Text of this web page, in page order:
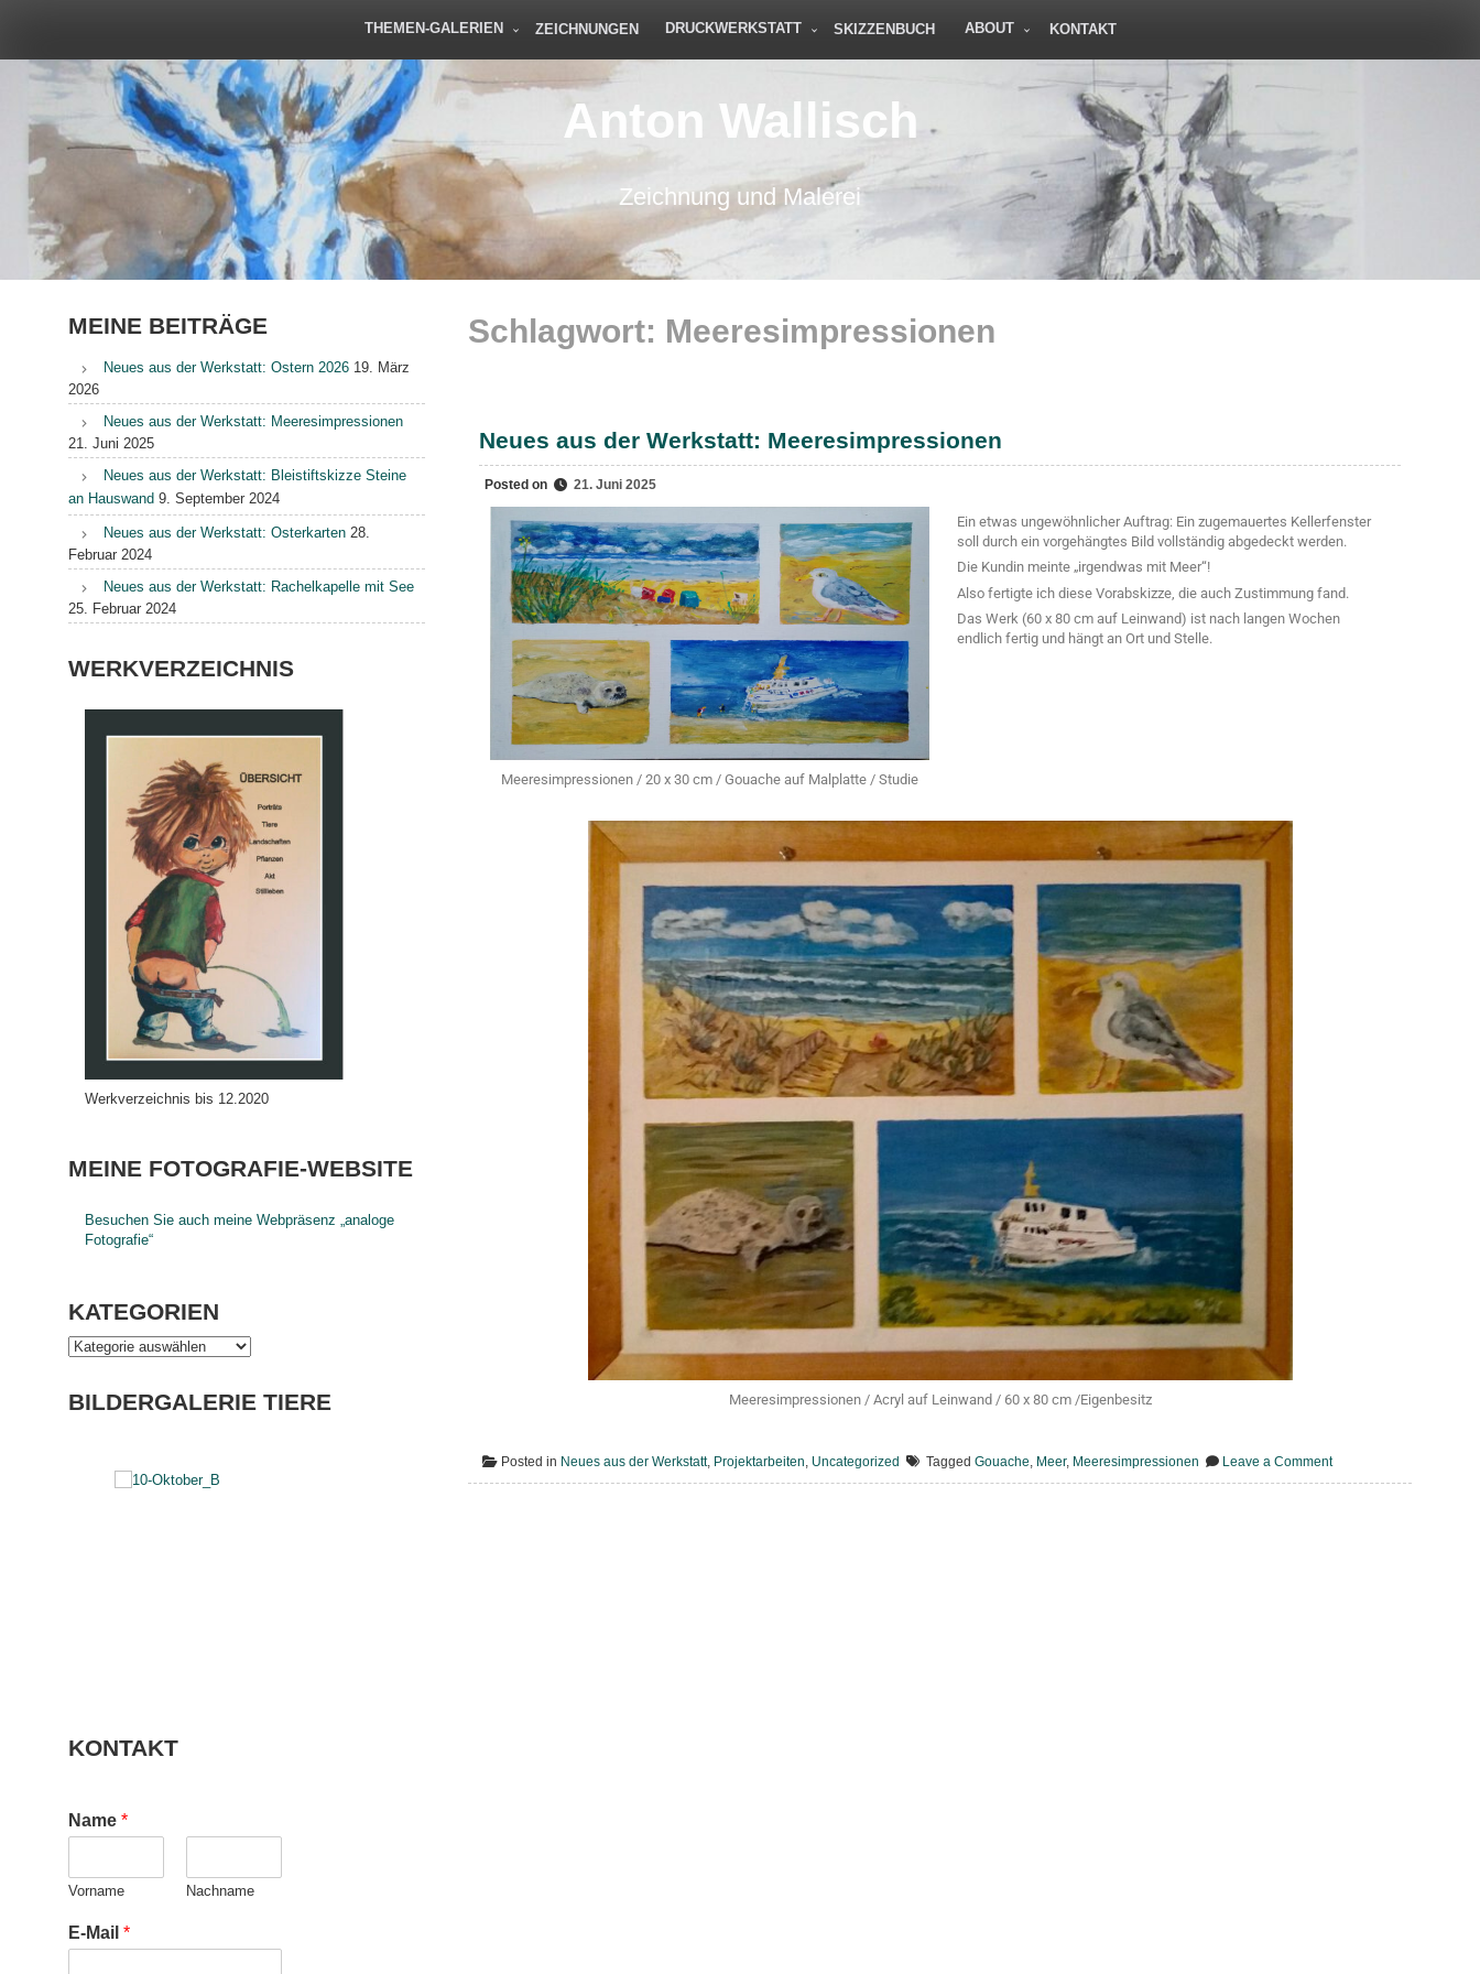
THEMEN-GALERIEN ZEICHNUNGEN DRUCKWERKSTATT SKIZZENBUCH ABOUT KONTAKT
Anton Wallisch
Zeichnung und Malerei
Schlagwort: Meeresimpressionen
Neues aus der Werkstatt: Meeresimpressionen
Posted on 21. Juni 2025
Meeresimpressionen / 20 x 30 cm / Gouache auf Malplatte / Studie
Ein etwas ungewöhnlicher Auftrag: Ein zugemauertes Kellerfenster
soll durch ein vorgehängtes Bild vollständig abgedeckt werden.
Die Kundin meinte „irgendwas mit Meer“!
Also fertigte ich diese Vorabskizze, die auch Zustimmung fand.
Das Werk (60 x 80 cm auf Leinwand) ist nach langen Wochen
endlich fertig und hängt an Ort und Stelle.
Meeresimpressionen / Acryl auf Leinwand / 60 x 80 cm /Eigenbesitz
Posted in Neues aus der Werkstatt, Projektarbeiten, Uncategorized Tagged Gouache, Meer, Meeresimpressionen Leave a Comment
MEINE BEITRÄGE
Neues aus der Werkstatt: Ostern 2026 19. März
2026
Neues aus der Werkstatt: Meeresimpressionen
21. Juni 2025
Neues aus der Werkstatt: Bleistiftskizze Steine
an Hauswand 9. September 2024
Neues aus der Werkstatt: Osterkarten 28.
Februar 2024
Neues aus der Werkstatt: Rachelkapelle mit See
25. Februar 2024
WERKVERZEICHNIS
Werkverzeichnis bis 12.2020
MEINE FOTOGRAFIE-WEBSITE
Besuchen Sie auch meine Webpräsenz „analoge
Fotografie“
KATEGORIEN
BILDERGALERIE TIERE
KONTAKT
Name *
Vorname Nachname
E-Mail *